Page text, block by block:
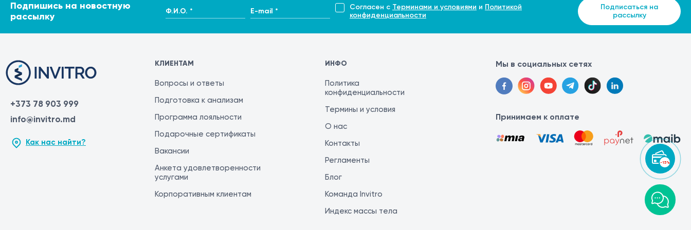
-15%
Подпишись на новостную
рассылку
Ф.И.О. * E-mail * Согласен с Терминами и условиями и Политикой
конфиденциальности
Подписаться на
рассылку
+373 78 903 999
info@invitro.md
Как нас найти?
КЛИЕНТАМ
Вопросы и ответы
Подготовка к анализам
Программа лояльности
Подарочные сертификаты
Вакансии
Анкета удовлетворенности
услугами
Корпоративным клиентам
ИНФО
Политика
конфиденциальности
Термины и условия
О нас
Контакты
Регламенты
Блог
Команда Invitro
Индекс массы тела
Мы в социальных сетях
Принимаем к оплате